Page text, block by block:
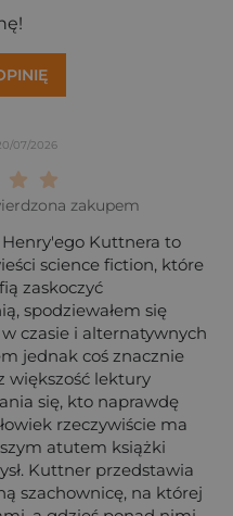
07/2026
Twoja ocena:
Twoja ocena: Wybitna 9/
ocena: Rewelacyjna 8/
Bardzo dobra 7/10"
Dobra 6/10"
5/10"
być 4/10"
2/10"
zakupem
Kuttnera to
science fiction, które
zaskoczyć
spodziewałem się
czasie i alternatywnych
jednak coś znacznie
większość lektury
się, kto naprawdę
rzeczywiście ma
atutem książki
Kuttner przedstawia
szachownicę, na której